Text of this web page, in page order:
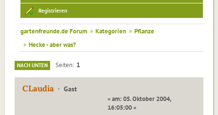
Registrieren
gartenfreunde.de Forum » Kategorien » Pflanze
» Hecke - aber was?
NACH UNTEN Seiten 1
CLaudia Gast
« am: 05. Oktober 2004,
16:05:00 »